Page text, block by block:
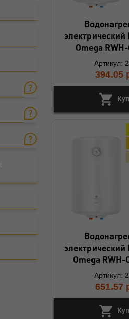
Omega
Артикул:
394.05
Omega RWH-
Артикул:
651.57